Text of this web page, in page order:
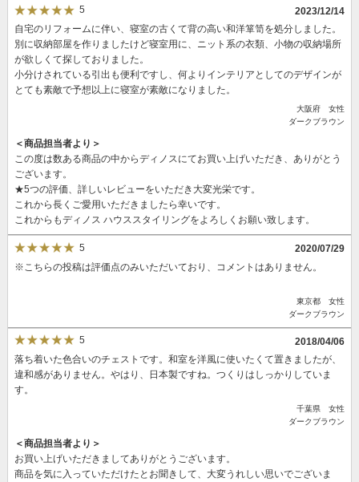
5
2023/12/14
自宅のリフォームに伴い、寝室の古くて背の高い和洋箪笥を処分しました。
別に収納部屋を作りましたけど寝室用に、ニット系の衣類、小物の収納場所
が欲しくて探しておりました。
小分けされている引出も便利ですし、何よりインテリアとしてのデザインが
とても素敵で予想以上に寝室が素敵になりました。
大阪府 女性
ダークブラウン
＜商品担当者より＞
この度は数ある商品の中からディノスにてお買い上げいただき、ありがとう
ございます。
★5つの評価、詳しいレビューをいただき大変光栄です。
これから長くご愛用いただきましたら幸いです。
これからもディノス ハウススタイリングをよろしくお願い致します。
5
2020/07/29
※こちらの投稿は評価点のみいただいており、コメントはありません。
東京都 女性
ダークブラウン
5
2018/04/06
落ち着いた色合いのチェストです。和室を洋風に使いたくて置きましたが、
違和感がありません。やはり、日本製ですね。つくりはしっかりしていま
す。
千葉県 女性
ダークブラウン
＜商品担当者より＞
お買い上げいただきましてありがとうございます。
商品を気に入っていただけたとお聞きして、大変うれしい思いでございま